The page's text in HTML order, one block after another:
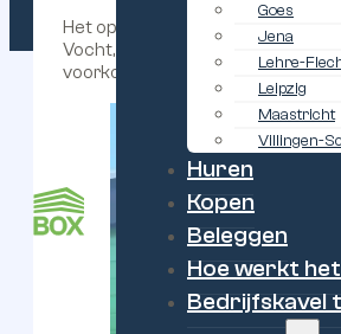
Goes
Jena
Lehre-
Leipzig
Maastricht
Villingen-
Huren
Kopen
Beleggen
Hoe werkt
Bedrijfskavel
Het opslaan van spullen lijkt
Vocht, slechte organisatie en
voorkomen en hoe u deze kunt